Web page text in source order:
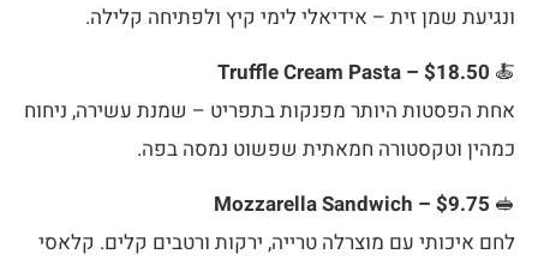
ונגיעת שמן זית – אידיאלי לימי קיץ ולפתיחה קלילה.
🍝
Truffle Cream Pasta – $18.50
אחת הפסטות היותר מפנקות בתפריט – שמנת עשירה, ניחוח
כמהין וטקסטורה חמאתית שפשוט נמסה בפה.
🥪
Mozzarella Sandwich – $9.75
לחם איכותי עם מוצרלה טרייה, ירקות ורטבים קלים. קלאסי